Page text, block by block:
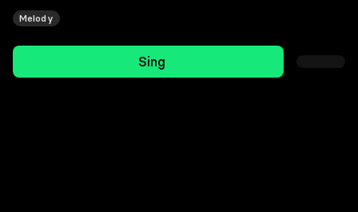
Melody
Sing